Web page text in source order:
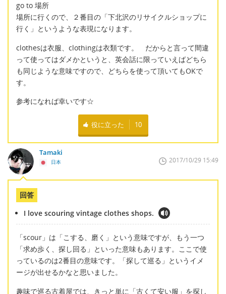
go to 場所
場所に行くので、２番目の「下北沢のリサイクルショップに
行く」というような表現になります。
clothesは衣服、clothingは衣類です。 だからと言って間違
って使ってはダメかというと、英会話に限っていえばどちら
も同じような意味ですので、どちらを使って頂いてもOKで
す。
参考になれば幸いです☆
役に立った 10
Tamaki
日本 2017/10/29 15:49
回答
I love scouring vintage clothes shops.
「scour」は「こする、磨く」という意味ですが、もう一つ
「求め歩く、探し回る」といった意味もあります。ここで使
っているのは2番目の意味です。「探して巡る」というイメ
ージが出せるかなと思いました。
趣味で巡る古着屋では、きっと単に「古くて安い服」を探し